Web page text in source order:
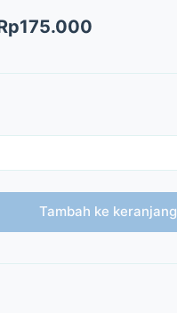
175.000
Tambah ke keranjang